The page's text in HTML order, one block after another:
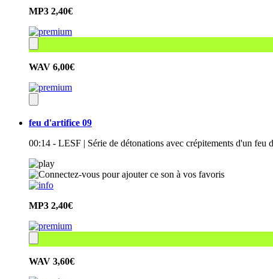
MP3 2,40€
WAV 6,00€
feu d'artifice 09
00:14 - LESF | Série de détonations avec crépitements d'un feu
MP3 2,40€
WAV 3,60€